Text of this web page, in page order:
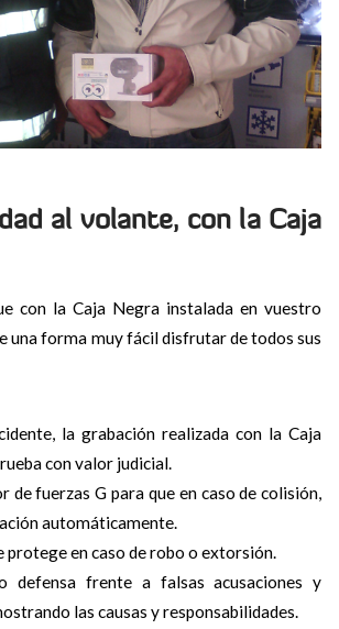
al volante, con la Caja
con la Caja Negra instalada en vuestro
una forma muy fácil disfrutar de todos sus
la grabación realizada con la Caja
con valor judicial.
de fuerzas G para que en caso de colisión,
automáticamente.
protege en caso de robo o extorsión.
defensa frente a falsas acusaciones y
las causas y responsabilidades.